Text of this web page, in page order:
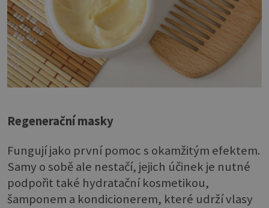
Regenerační masky
Fungují jako první pomoc s okamžitým efektem.
Samy o sobě ale nestačí, jejich účinek je nutné
podpořit také hydratační kosmetikou,
šamponem a kondicionerem, které udrží vlasy